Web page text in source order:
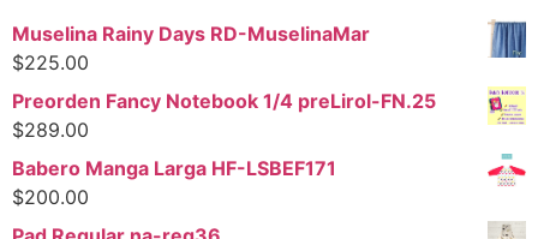
Muselina Rainy Days RD-MuselinaMar
$225.00
Preorden Fancy Notebook 1/4 preLirol-FN.25
$289.00
Babero Manga Larga HF-LSBEF171
$200.00